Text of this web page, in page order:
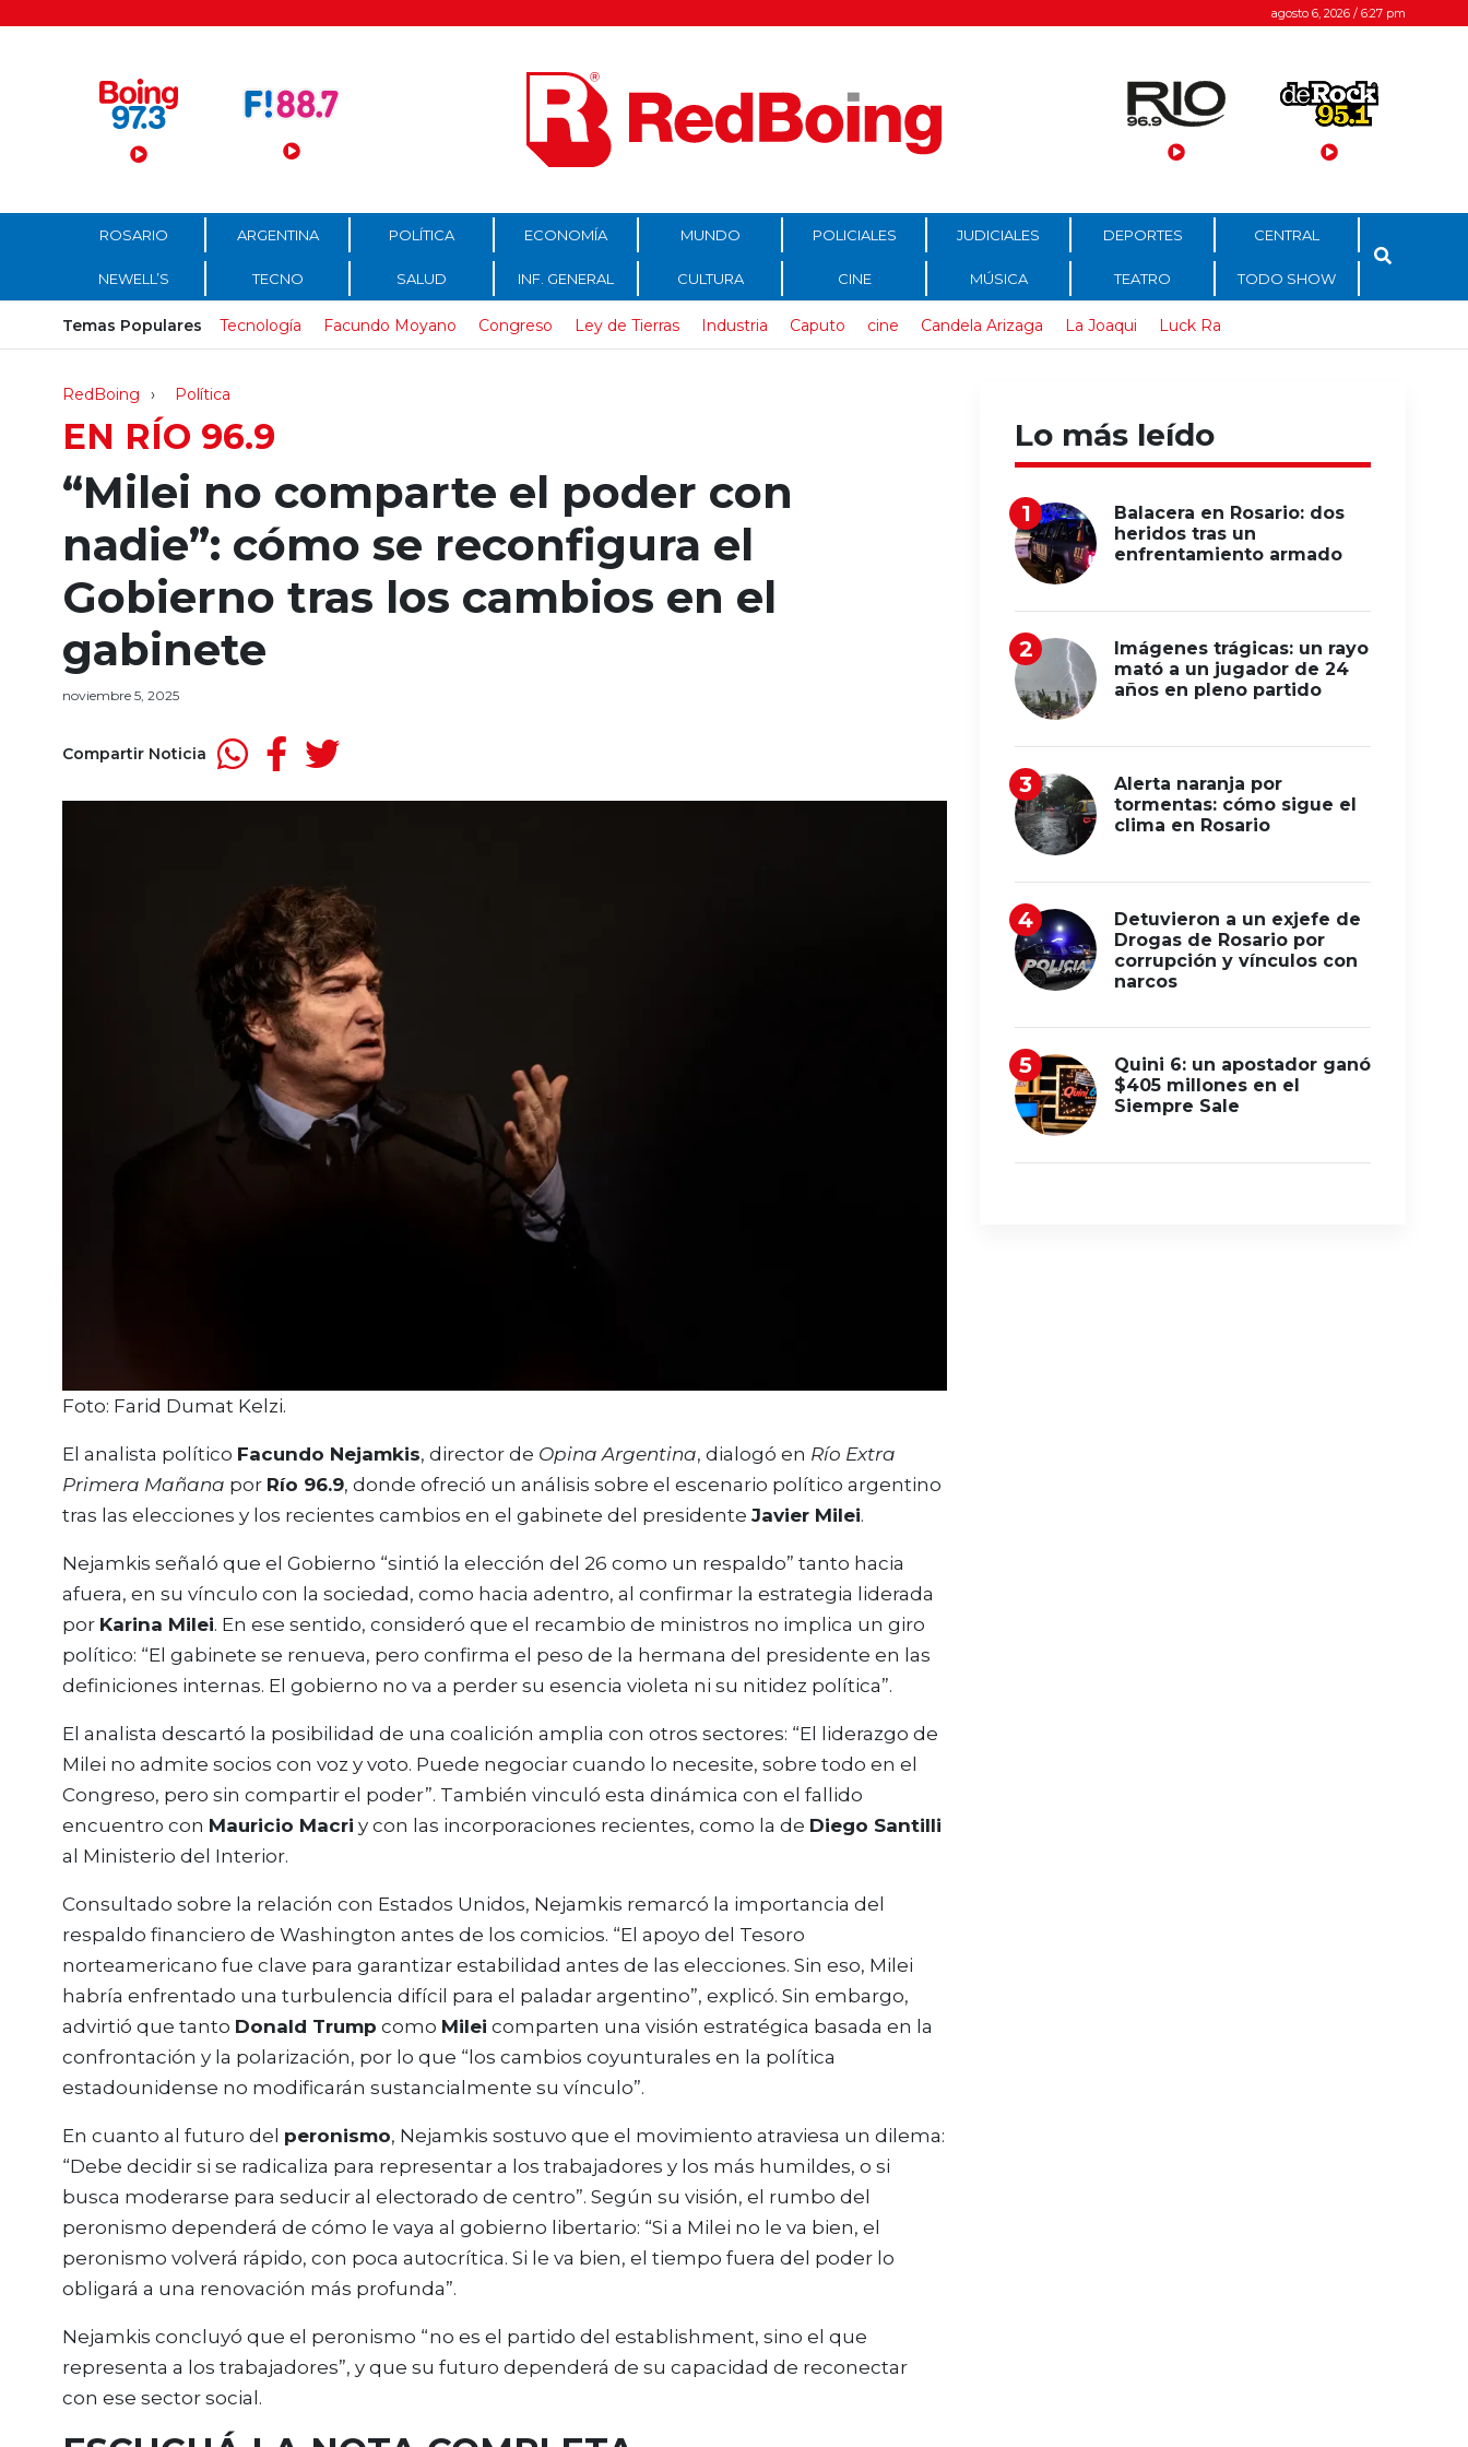
Menú Principal agosto 6, 2026 / 6:27 pm
ROSARIO ARGENTINA POLÍTICA ECONOMÍA MUNDO POLICIALES JUDICIALES DEPORTES CENTRAL
NEWELL’S TECNO SALUD INF. GENERAL CULTURA CINE MÚSICA TEATRO TODO SHOW
Temas Populares Tecnología Facundo Moyano Congreso Ley de Tierras Industria Caputo cine Candela Arizaga La Joaqui Luck Ra
RedBoing Política
EN RÍO 96.9
“Milei no comparte el poder con
nadie”: cómo se reconfigura el
Gobierno tras los cambios en el
gabinete
noviembre 5, 2025
Compartir Noticia
Foto: Farid Dumat Kelzi.
El analista político Facundo Nejamkis, director de Opina Argentina, dialogó en Río Extra
Primera Mañana por Río 96.9, donde ofreció un análisis sobre el escenario político argentino
tras las elecciones y los recientes cambios en el gabinete del presidente Javier Milei.
Nejamkis señaló que el Gobierno “sintió la elección del 26 como un respaldo” tanto hacia
afuera, en su vínculo con la sociedad, como hacia adentro, al confirmar la estrategia liderada
por Karina Milei. En ese sentido, consideró que el recambio de ministros no implica un giro
político: “El gabinete se renueva, pero confirma el peso de la hermana del presidente en las
definiciones internas. El gobierno no va a perder su esencia violeta ni su nitidez política”.
El analista descartó la posibilidad de una coalición amplia con otros sectores: “El liderazgo de
Milei no admite socios con voz y voto. Puede negociar cuando lo necesite, sobre todo en el
Congreso, pero sin compartir el poder”. También vinculó esta dinámica con el fallido
encuentro con Mauricio Macri y con las incorporaciones recientes, como la de Diego Santilli
al Ministerio del Interior.
Consultado sobre la relación con Estados Unidos, Nejamkis remarcó la importancia del
respaldo financiero de Washington antes de los comicios. “El apoyo del Tesoro
norteamericano fue clave para garantizar estabilidad antes de las elecciones. Sin eso, Milei
habría enfrentado una turbulencia difícil para el paladar argentino”, explicó. Sin embargo,
advirtió que tanto Donald Trump como Milei comparten una visión estratégica basada en la
confrontación y la polarización, por lo que “los cambios coyunturales en la política
estadounidense no modificarán sustancialmente su vínculo”.
En cuanto al futuro del peronismo, Nejamkis sostuvo que el movimiento atraviesa un dilema:
“Debe decidir si se radicaliza para representar a los trabajadores y los más humildes, o si
busca moderarse para seducir al electorado de centro”. Según su visión, el rumbo del
peronismo dependerá de cómo le vaya al gobierno libertario: “Si a Milei no le va bien, el
peronismo volverá rápido, con poca autocrítica. Si le va bien, el tiempo fuera del poder lo
obligará a una renovación más profunda”.
Nejamkis concluyó que el peronismo “no es el partido del establishment, sino el que
representa a los trabajadores”, y que su futuro dependerá de su capacidad de reconectar
con ese sector social.
Lo más leído
Balacera en Rosario: dos
heridos tras un
enfrentamiento armado
Imágenes trágicas: un rayo
mató a un jugador de 24
años en pleno partido
Alerta naranja por
tormentas: cómo sigue el
clima en Rosario
Detuvieron a un exjefe de
Drogas de Rosario por
corrupción y vínculos con
narcos
Quini 6: un apostador ganó
$405 millones en el
Siempre Sale